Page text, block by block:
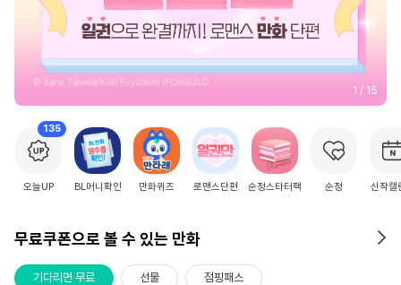
2 / 15
135
오늘UP BL머니확인 만화퀴즈 로맨스단편 순정스타터팩 순정 신작캘
무료쿠폰으로 볼 수 있는 만화
기다리면 무료 선물 점핑패스